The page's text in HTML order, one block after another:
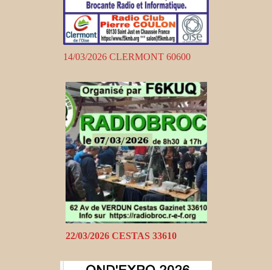
14/03/2026 CLERMONT 60600
22/03/2026 CESTAS 33610